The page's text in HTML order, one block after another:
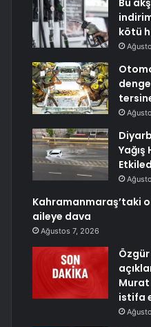
Bu
kötü
Yağış
Kahramanmaraş’taki
aileye dava
Ağustos 7, 2026
Murat
istifa